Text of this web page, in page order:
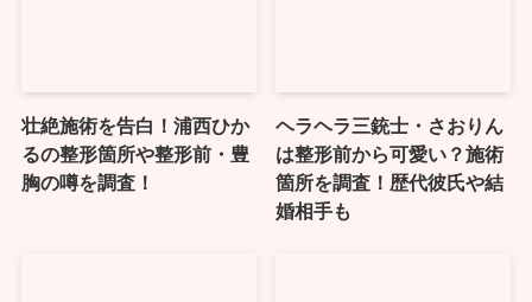
壮絶施術を告白！浦西ひか
るの整形箇所や整形前・豊
胸の噂を調査！
ヘラヘラ三銃士・さおりん
は整形前から可愛い？施術
箇所を調査！歴代彼氏や結
婚相手も